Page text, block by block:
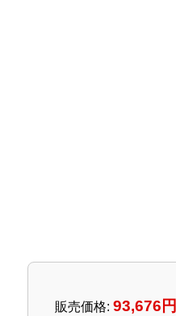
販売価格: 93,676円